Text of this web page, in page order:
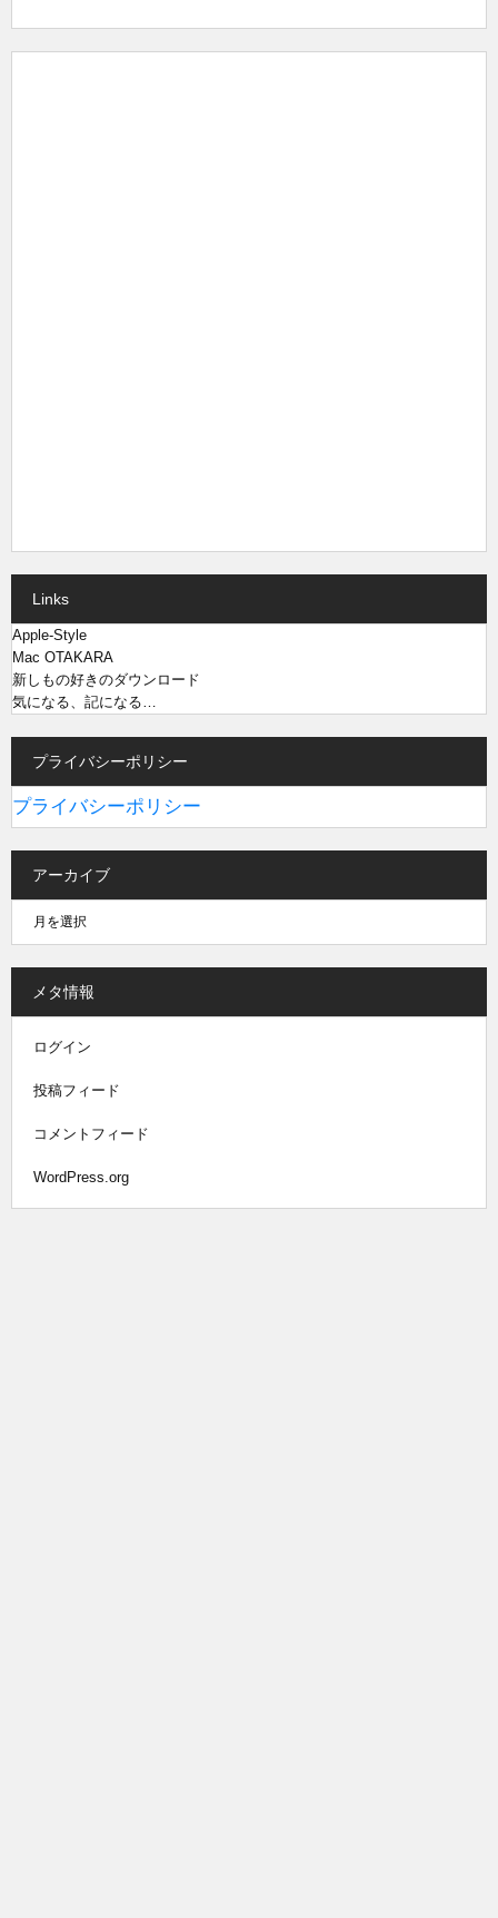
Links
Apple-Style
Mac OTAKARA
新しもの好きのダウンロード
気になる、記になる…
プライバシーポリシー
プライバシーポリシー
アーカイブ
メタ情報
ログイン
投稿フィード
コメントフィード
WordPress.org